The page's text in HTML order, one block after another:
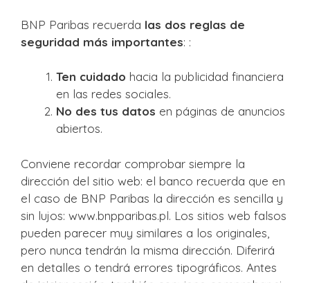
BNP Paribas recuerda las dos reglas de
seguridad más importantes: :
Ten cuidado hacia la publicidad financiera
en las redes sociales.
No des tus datos en páginas de anuncios
abiertos.
Conviene recordar comprobar siempre la
dirección del sitio web: el banco recuerda que en
el caso de BNP Paribas la dirección es sencilla y
sin lujos: www.bnpparibas.pl. Los sitios web falsos
pueden parecer muy similares a los originales,
pero nunca tendrán la misma dirección. Diferirá
en detalles o tendrá errores tipográficos. Antes